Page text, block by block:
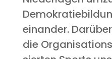
ein­an­der.
die